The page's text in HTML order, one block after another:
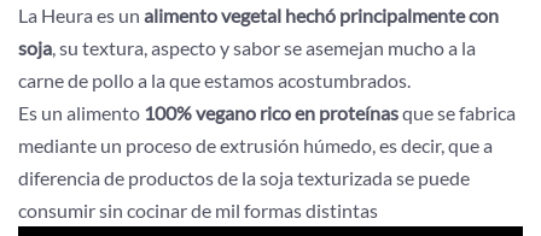
La Heura es un alimento vegetal hechó principalmente con
soja, su textura, aspecto y sabor se asemejan mucho a la
carne de pollo a la que estamos acostumbrados.
Es un alimento 100% vegano rico en proteínasque se fabrica
mediante un proceso de extrusión húmedo, es decir, que a
diferencia de productos de la soja texturizada se puede
consumir sin cocinar de mil formas distintas